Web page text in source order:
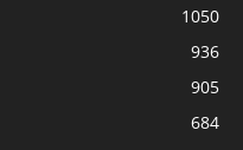
1050
936
905
684